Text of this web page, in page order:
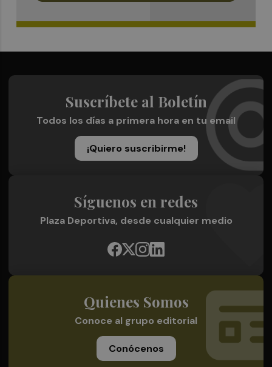
Suscríbete al Boletín
Todos los días a primera hora en tu email
¡Quiero suscribirme!
Síguenos en redes
Plaza Deportiva, desde cualquier medio
Quienes Somos
Conoce al grupo editorial
Conócenos